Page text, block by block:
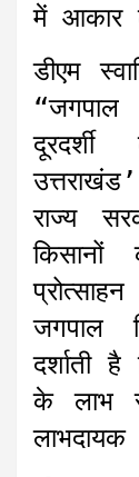
में आकार
डीएम
दूरदर्शी
राज्य
जगपाल
दर्शाती
के लाभ